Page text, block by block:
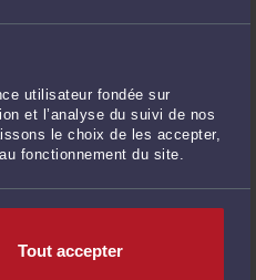
utilisateur fondée sur
et l’analyse du suivi de nos
le choix de les accepter,
fonctionnement du site.
Tout accepter
Mai 2019
Avril 2019
Mars 2019
Janvier 2019
Novembre 2018